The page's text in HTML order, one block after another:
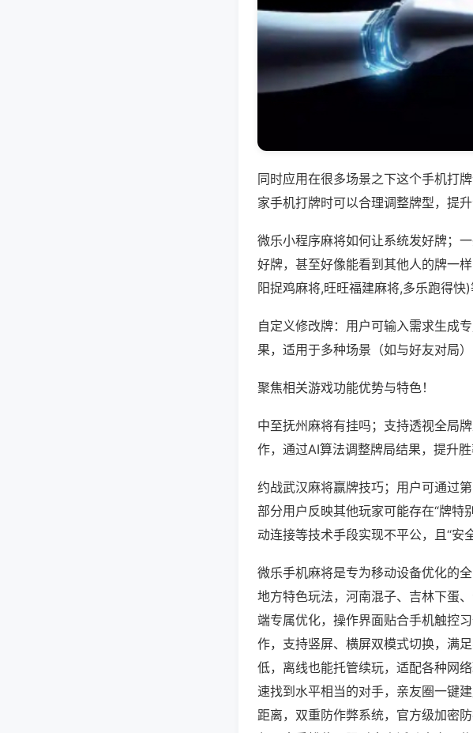
同时应用在很多场景之下这个手机打
家手机打牌时可以合理调整牌型，提
微乐小程序麻将如何让系统发好牌；
好牌，甚至好像能看到其他人的牌一
阳捉鸡麻将,旺旺福建麻将,多乐跑得快
自定义修改牌：用户可输入需求生成
果，适用于多种场景（如与好友对局
聚焦相关游戏功能优势与特色！
中至抚州麻将有挂吗；支持透视全局
作，通过AI算法调整牌局结果，提升胜
约战武汉麻将赢牌技巧；用户可通过第
部分用户反映其他玩家可能存在“牌特
动连接等技术手段实现不平公，且“安全
微乐手机麻将是专为移动设备优化的
地方特色玩法，河南混子、吉林下蛋
端专属优化，操作界面贴合手机触控
作，支持竖屏、横屏双模式切换，满
低，离线也能托管续玩，适配各种网
速找到水平相当的对手，亲友圈一键
距离，双重防作弊系统，官方级加密